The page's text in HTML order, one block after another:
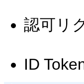
認可リ
ID